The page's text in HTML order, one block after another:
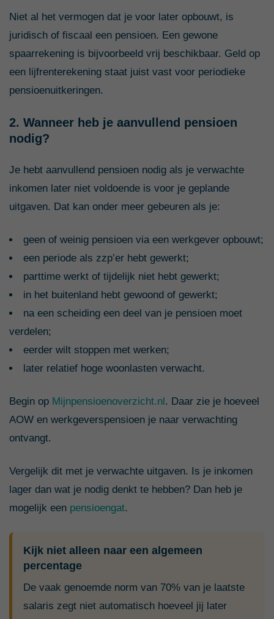
Niet al het vermogen dat je voor later opbouwt, is
juridisch of fiscaal een pensioen. Een gewone
spaarrekening is bijvoorbeeld vrij beschikbaar. Geld op
een lijfrenterekening staat juist vast voor periodieke
pensioenuitkeringen.
2. Wanneer heb je aanvullend pensioen
nodig?
Je hebt aanvullend pensioen nodig als je verwachte
inkomen later niet voldoende is voor je geplande
uitgaven. Dat kan onder meer gebeuren als je:
geen of weinig pensioen via een werkgever opbouwt;
een periode als zzp’er hebt gewerkt;
parttime werkt of tijdelijk niet hebt gewerkt;
in het buitenland hebt gewoond of gewerkt;
na een scheiding een deel van je pensioen moet
verdelen;
eerder wilt stoppen met werken;
later relatief hoge woonlasten verwacht.
Begin op Mijnpensioenoverzicht.nl. Daar zie je hoeveel
AOW en werkgeverspensioen je naar verwachting
ontvangt.
Vergelijk dit met je verwachte uitgaven. Is je inkomen
lager dan wat je nodig denkt te hebben? Dan heb je
mogelijk een pensioengat.
Kijk niet alleen naar een algemeen
percentage
De vaak genoemde norm van 70% van je laatste
salaris zegt niet automatisch hoeveel jij later